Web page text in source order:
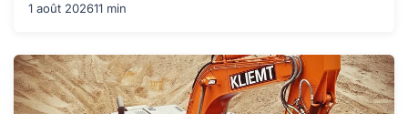
1 août 202611 min